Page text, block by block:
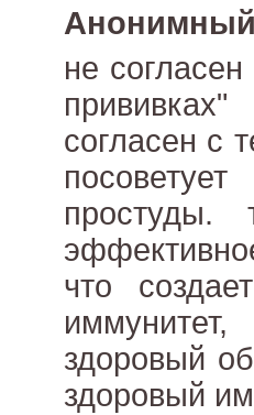
Анонимный
не
согласен с
что
здоровый
здоровый